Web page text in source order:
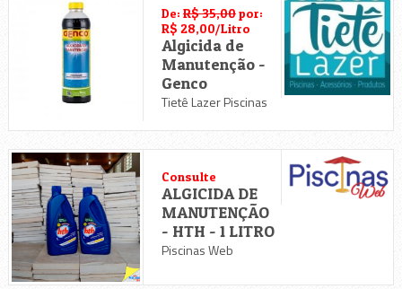
De: R$ 35,00por:
R$ 28,00/Litro
Algicida de
Manutenção -
Genco
Tietê Lazer Piscinas
Consulte
ALGICIDA DE
MANUTENÇÃO
- HTH - 1 LITRO
Piscinas Web